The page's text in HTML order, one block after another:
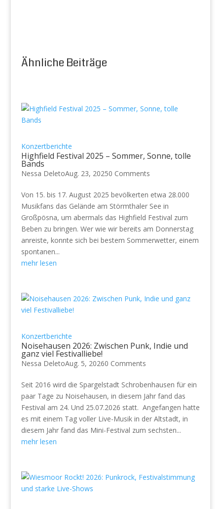
Ähnliche Beiträge
Konzertberichte
Highfield Festival 2025 – Sommer, Sonne, tolle
Bands
Nessa DeletoAug. 23, 20250 Comments
Von 15. bis 17. August 2025 bevölkerten etwa 28.000
Musikfans das Gelände am Störmthaler See in
Großpösna, um abermals das Highfield Festival zum
Beben zu bringen. Wer wie wir bereits am Donnerstag
anreiste, konnte sich bei bestem Sommerwetter, einem
spontanen...
mehr lesen
Konzertberichte
Noisehausen 2026: Zwischen Punk, Indie und
ganz viel Festivalliebe!
Nessa DeletoAug. 5, 20260 Comments
Seit 2016 wird die Spargelstadt Schrobenhausen für ein
paar Tage zu Noisehausen, in diesem Jahr fand das
Festival am 24. Und 25.07.2026 statt. Angefangen hatte
es mit einem Tag voller Live-Musik in der Altstadt, in
diesem Jahr fand das Mini-Festival zum sechsten...
mehr lesen